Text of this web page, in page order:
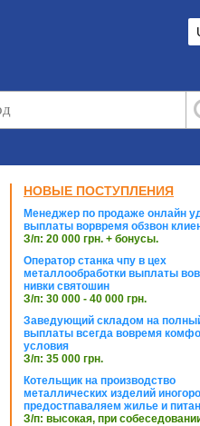
НОВЫЕ ПОСТУПЛЕНИЯ
Менеджер по продаже онлайн
выплаты ворвремя обзвон
З/п: 20 000 грн. + бонусы.
Оператор станка чпу в цех
металлообработки выплаты
нивки святошин
З/п: 30 000 - 40 000 грн.
Заведующий складом на
выплаты всегда вовремя
условия
З/п: 35 000 грн.
Котельщик на производство
металлических изделий
предостпаваляем жилье и
З/п: высокая, при